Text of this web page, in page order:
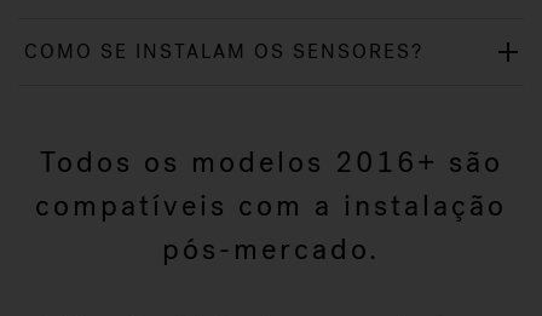
COMO SE INSTALAM OS SENSORES?
Todos os modelos 2016+ são
compatíveis com a instalação
pós-mercado.